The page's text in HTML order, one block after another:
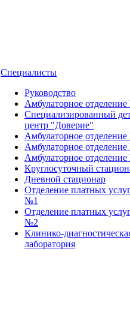
Специалисты
Руководство
Амбулаторное
Специализированный
центр "Доверие"
Амбулаторное
Амбулаторное
Амбулаторное
Круглосуточный
Дневной стационар
Отделение платных
№1
Отделение платных
№2
Клинико-
лаборатория